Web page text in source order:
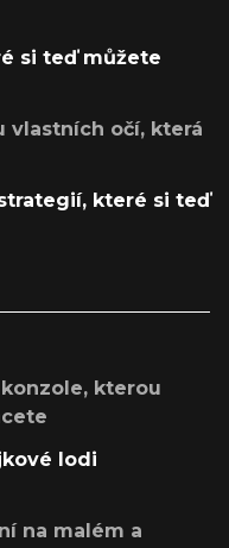
si teď můžete
vlastních očí, která
které si teď
kterou
lodi
na malém a